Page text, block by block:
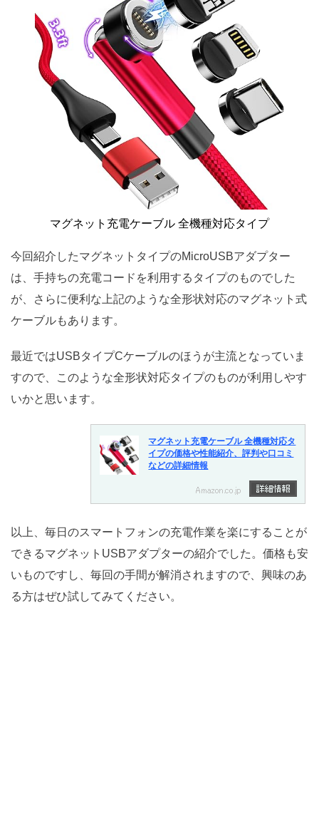
マグネット充電ケーブル 全機種対応タイプ
今回紹介したマグネットタイプのMicroUSBアダプター
は、手持ちの充電コードを利用するタイプのものでした
が、さらに便利な上記のような全形状対応のマグネット式
ケーブルもあります。
最近ではUSBタイプCケーブルのほうが主流となっていま
すので、このような全形状対応タイプのものが利用しやす
いかと思います。
マグネット充電ケーブル 全機種対応タ
イプの価格や性能紹介、評判や口コミ
などの詳細情報
以上、毎日のスマートフォンの充電作業を楽にすることが
できるマグネットUSBアダプターの紹介でした。価格も安
いものですし、毎回の手間が解消されますので、興味のあ
る方はぜひ試してみてください。